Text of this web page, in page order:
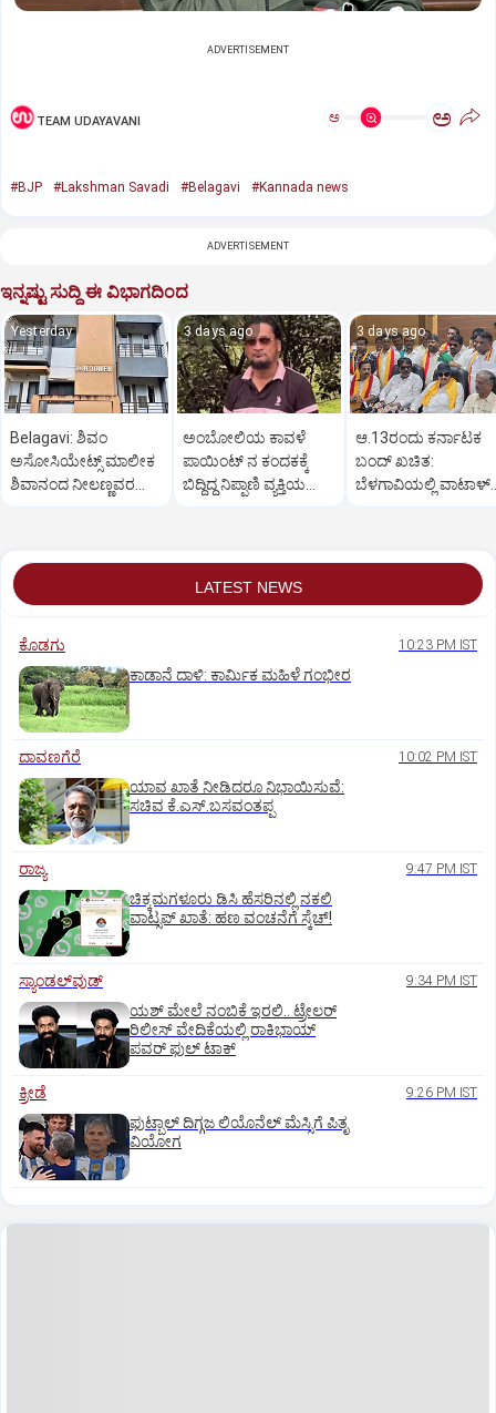
ADVERTISEMENT
TEAM UDAYAVANI ಅ ಅ
#BJP #Lakshman Savadi #Belagavi #Kannada news
ADVERTISEMENT
ಇನ್ನಷ್ಟು ಸುದ್ದಿ ಈ ವಿಭಾಗದಿಂದ
Yesterday
Belagavi: ಶಿವಂ
ಅಸೋಸಿಯೇಟ್ಸ್ ಮಾಲೀಕ
ಶಿವಾನಂದ ನೀಲಣ್ಣವರ
3 days ago
ಅಂಬೋಲಿಯ ಕಾವಳೆ‌
ಪಾಯಿಂಟ್ ನ ಕಂದಕಕ್ಕೆ
ಬಿದ್ದಿದ್ದ ನಿಪ್ಪಾಣಿ ವ್ಯಕ್ತಿಯ
3 days ago
ಆ.13ರಂದು ಕರ್ನಾಟಕ
ಬಂದ್ ಖಚಿತ:
ಬೆಳಗಾವಿಯಲ್ಲಿ ವಾಟಾಳ್
LATEST NEWS
ಕೊಡಗು 10:23 PM IST
ಕಾಡಾನೆ ದಾಳಿ: ಕಾರ್ಮಿಕ ಮಹಿಳೆ ಗಂಭೀರ
ದಾವಣಗೆರೆ 10:02 PM IST
ಯಾವ ಖಾತೆ ನೀಡಿದರೂ ನಿಭಾಯಿಸುವೆ:
ಸಚಿವ ಕೆ.ಎಸ್.ಬಸವಂತಪ್ಪ
ರಾಜ್ಯ 9:47 PM IST
ಚಿಕ್ಕಮಗಳೂರು ಡಿಸಿ ಹೆಸರಿನಲ್ಲಿ ನಕಲಿ
ವಾಟ್ಸಪ್ ಖಾತೆ: ಹಣ ವಂಚನೆಗೆ ಸ್ಕೆಚ್!
ಸ್ಯಾಂಡಲ್‌ವುಡ್‌ 9:34 PM IST
ಯಶ್‌ ಮೇಲೆ ನಂಬಿಕೆ ಇರಲಿ.. ಟ್ರೇಲರ್‌
ರಿಲೀಸ್‌ ವೇದಿಕೆಯಲ್ಲಿ ರಾಕಿಭಾಯ್‌
ಪವರ್‌ ಫುಲ್‌ ಟಾಕ್
ಕ್ರೀಡೆ 9:26 PM IST
ಫುಟ್ಬಾಲ್ ದಿಗ್ಗಜ ಲಿಯೊನೆಲ್‌ ಮೆಸ್ಸಿಗೆ ಪಿತೃ
ವಿಯೋಗ